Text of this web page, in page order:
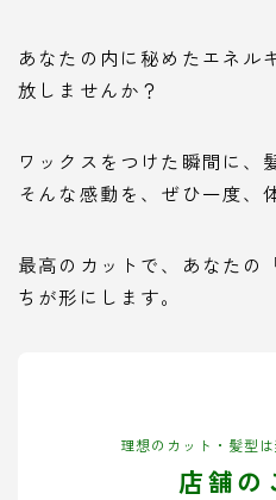
あなたの内に秘めたエネル
放しませんか？
ワックスをつけた瞬間に、
そんな感動を、ぜひ一度、
最高のカットで、あなたの
ちが形にします。
理想のカット・髪型
店舗の